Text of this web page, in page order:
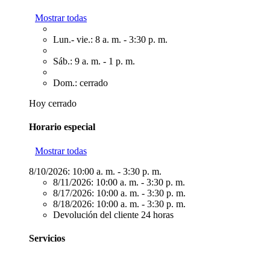
Mostrar todas
Lun.- vie.: 8 a. m. - 3:30 p. m.
Sáb.: 9 a. m. - 1 p. m.
Dom.: cerrado
Hoy cerrado
Horario especial
Mostrar todas
8/10/2026: 10:00 a. m. - 3:30 p. m.
8/11/2026: 10:00 a. m. - 3:30 p. m.
8/17/2026: 10:00 a. m. - 3:30 p. m.
8/18/2026: 10:00 a. m. - 3:30 p. m.
Devolución del cliente 24 horas
Servicios